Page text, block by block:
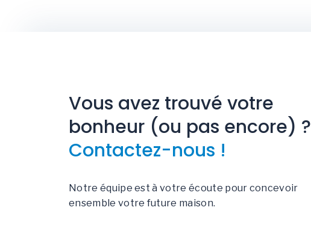
Vous avez trouvé votre
bonheur (ou pas encore) ?
Contactez-nous !
Notre équipe est à votre écoute pour concevoir
ensemble votre future maison.